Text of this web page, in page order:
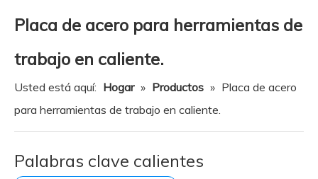
Contáctenos
Placa de acero para herramientas de
trabajo en caliente.
Usted está aquí: Hogar » Productos » Placa de acero
para herramientas de trabajo en caliente.
Palabras clave calientes